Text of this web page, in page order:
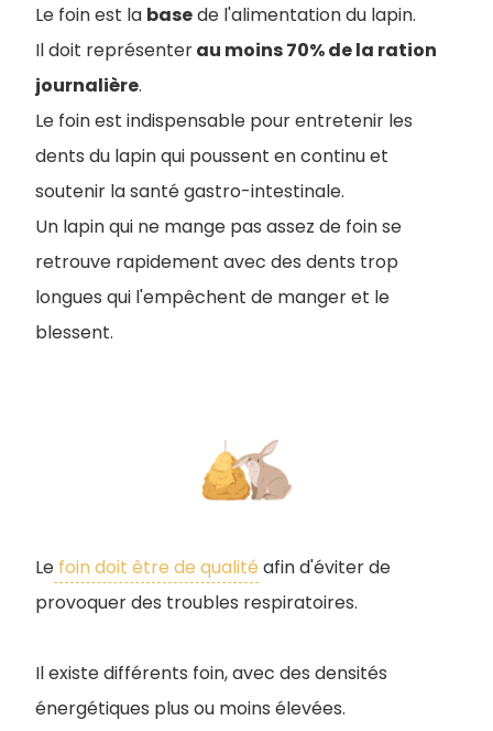
Le foin est la basede l'alimentation du lapin.
Il doit représenterau moins 70% de la ration
journalière.
Le foin est indispensable pour entretenir les
dents du lapin qui poussent en continu et
soutenir la santé gastro-intestinale.
Un lapin qui ne mange pas assez de foin se
retrouve rapidement avec des dents trop
longues qui l'empêchent de manger et le
blessent.
Le foin doit être de qualité afin d'éviter de
provoquer des troubles respiratoires.
Il existe différents foin, avec des densités
énergétiques plus ou moins élevées.